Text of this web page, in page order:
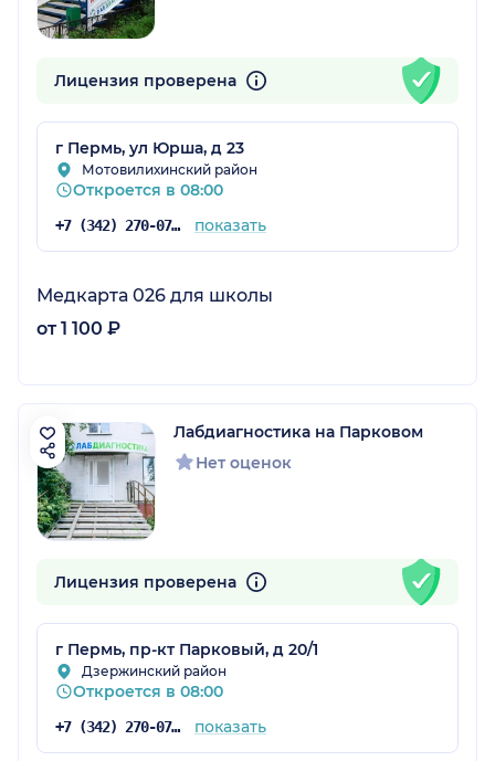
Лицензия проверена
г Пермь, ул Юрша, д 23
Мотовилихинский район
Откроется в 08:00
+7 (342) 270-07-89 показать
Медкарта 026 для школы
от 1 100 ₽
Лабдиагностика на Парковом
Нет оценок
Лицензия проверена
г Пермь, пр-кт Парковый, д 20/1
Дзержинский район
Откроется в 08:00
+7 (342) 270-07-89 показать